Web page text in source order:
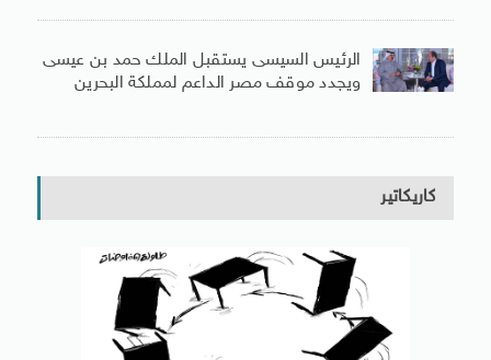
الرئيس السيسى يستقبل الملك حمد بن عيسى
ويجدد موقف مصر الداعم لمملكة البحرين
كاريكاتير